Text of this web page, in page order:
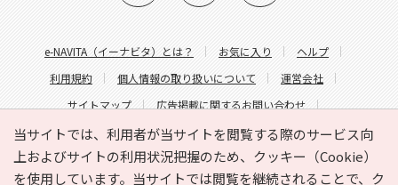
当サイトでは、利用者が当サイトを閲覧する際のサービス向
上およびサイトの利用状況把握のため、クッキー（Cookie）
を使用しています。当サイトでは閲覧を継続されることで、ク
e-NAVITA（イーナビタ）とは？ お気に入り
ヘルプ
利用規約
個人情報の取り扱いについて
運営会社
サイトマップ
広告掲載に関するお問い合わせ
サイトの内容に関するお問い合わせ